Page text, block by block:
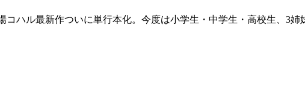
ハル最新作ついに単行本化。今度は小学生・中学生・高校生、3姉